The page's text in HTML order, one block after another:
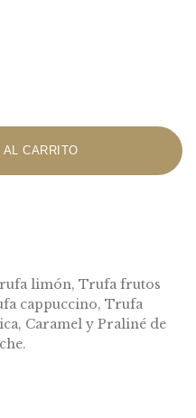
CARRITO
limón, Trufa frutos
cappuccino, Trufa
Caramel y Praliné de